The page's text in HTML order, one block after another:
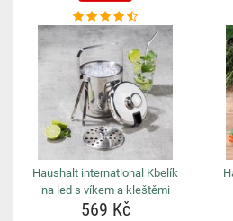
Haushalt international Kbelík
na led s víkem a kleštěmi
569 Kč